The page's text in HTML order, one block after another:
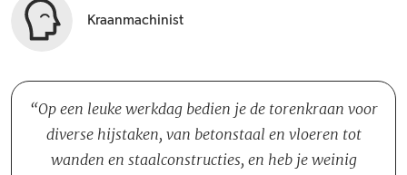
Kraanmachinist
Op een leuke werkdag bedien je de torenkraan voor
diverse hijstaken, van betonstaal en vloeren tot
wanden en staalconstructies, en heb je weinig